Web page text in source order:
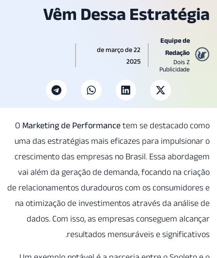
Vêm Dessa
Equipe de
Redação
Dois Z
Publicidade
22 de março de
OMarketing de Performance tem se destacado
uma das estratégias mais eficazes para
crescimento das empresas no Brasil. Essa
vai além da geração de demanda, focando na
de relacionamentos duradouros com os
na otimização de investimentos através da
dados. Com isso, as empresas conseguem
resultados mensuráveis e